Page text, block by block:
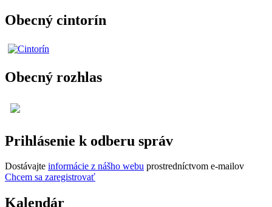
Obecný cintorín
Obecný rozhlas
Prihlásenie k odberu správ
Dostávajte informácie z nášho webu prostredníctvom e-mailov
Chcem sa zaregistrovať
Kalendár